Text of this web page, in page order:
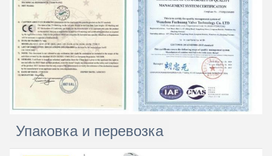
Упаковка и перевозка